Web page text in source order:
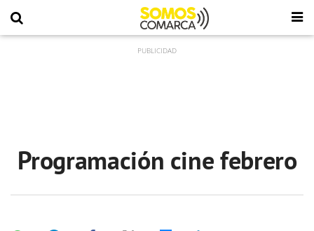
Programación cine febrero